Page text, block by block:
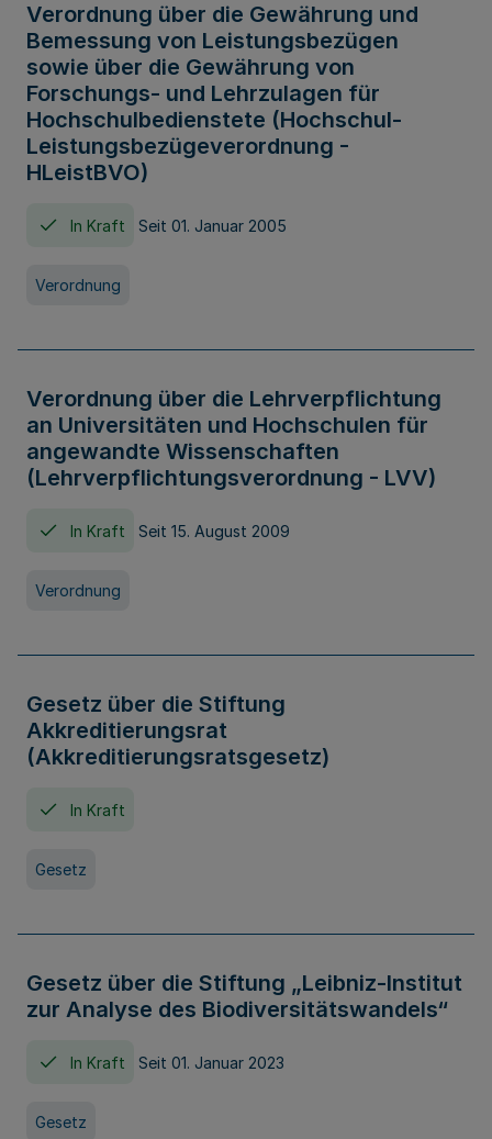
Verordnung über die Gewährung und
Bemessung von Leistungsbezügen
sowie über die Gewährung von
Forschungs- und Lehrzulagen für
Hochschulbedienstete (Hochschul-
Leistungsbezügeverordnung -
HLeistBVO)
In Kraft Seit 01. Januar 2005
Verordnung
Verordnung über die Lehrverpflichtung
an Universitäten und Hochschulen für
angewandte Wissenschaften
(Lehrverpflichtungsverordnung - LVV)
In Kraft Seit 15. August 2009
Verordnung
Gesetz über die Stiftung
Akkreditierungsrat
(Akkreditierungsratsgesetz)
In Kraft
Gesetz
Gesetz über die Stiftung „Leibniz-Institut
zur Analyse des Biodiversitätswandels“
In Kraft Seit 01. Januar 2023
Gesetz